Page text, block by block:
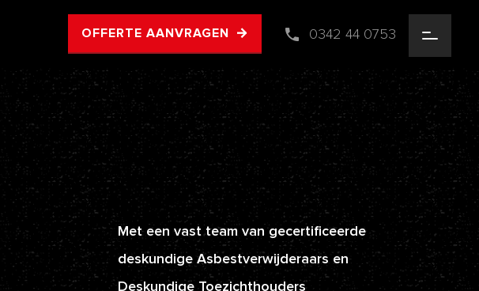
OFFERTE AANVRAGEN 0342 44 0753
Met een vast team van gecertificeerde
deskundige Asbestverwijderaars en
Deskundige Toezichthouders